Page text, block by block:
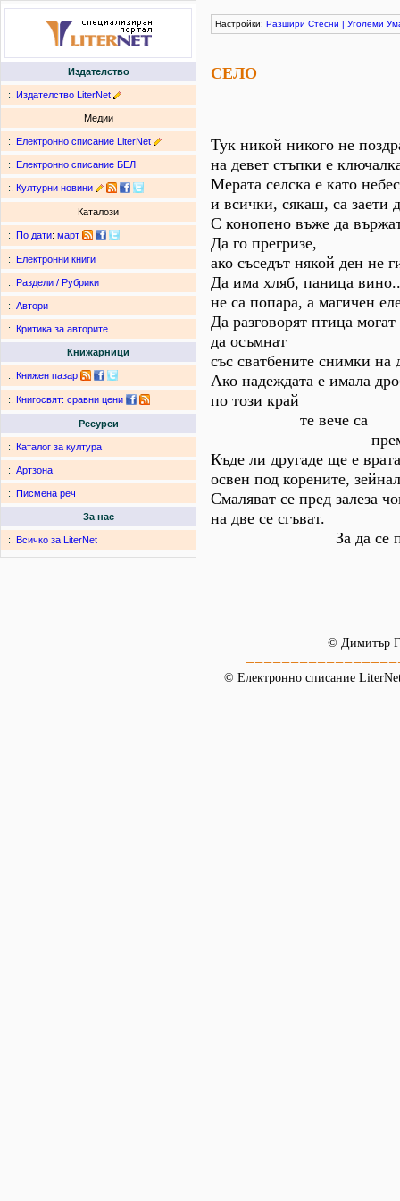
Издателство
:. Издателство LiterNet
Медии
:. Електронно списание LiterNet
:. Електронно списание БЕЛ
:. Културни новини
Каталози
:. По дати: март
:. Електронни книги
:. Раздели / Рубрики
:. Автори
:. Критика за авторите
Книжарници
:. Книжен пазар
:. Книгосвят: сравни цени
Ресурси
:. Каталог за култура
:. Артзона
:. Писмена реч
За нас
:. Всичко за LiterNet
Настройки: Разшири Стесни | Уголеми
СЕЛО
Тук никой никого не
на девет стъпки е
Мерата селска е като
и всички, сякаш, са заети
С конопено въже да
Да го прегризе,
ако съседът някой ден не
Да има хляб, паница
не са попара, а магичен
Да разговорят птица могат
да осъмнат
със сватбените снимки на
Ако надеждата е имала
по този край
те вече са
Къде ли другаде ще е
освен под корените,
Смаляват се пред залеза
на две се сгъват.
За да се
© Димитър
© Електронно списание